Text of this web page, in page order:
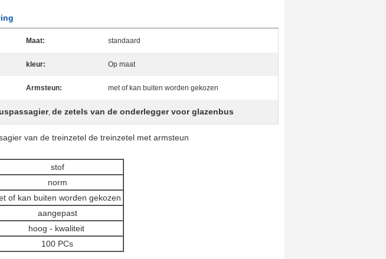
Maat: standaard
kleur: Op maat
Armsteun: met of kan buiten worden gekozen
, de zetels van de onderlegger voor glazenbus
van de treinzetel de treinzetel met armsteun
stof
norm
of kan buiten worden gekozen
aangepast
hoog - kwaliteit
100 PCs